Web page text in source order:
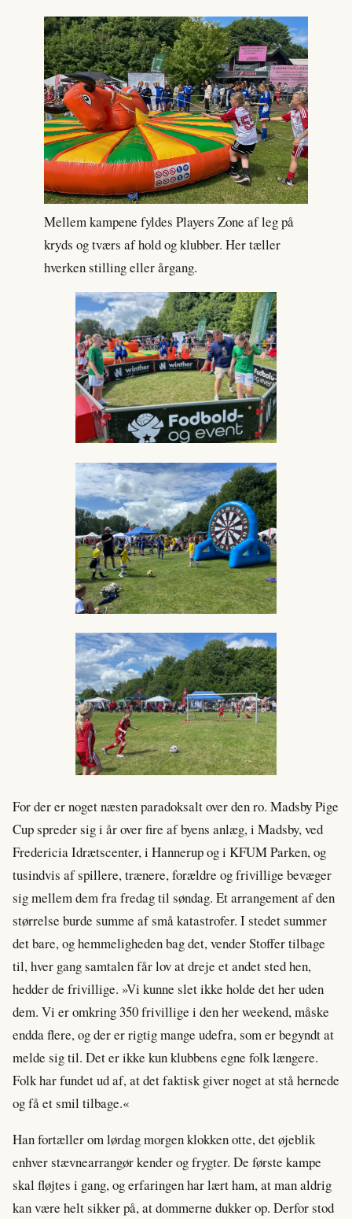
Mellem kampene fyldes Players Zone af leg på
kryds og tværs af hold og klubber. Her tæller
hverken stilling eller årgang.
For der er noget næsten paradoksalt over den ro. Madsby Pige
Cup spreder sig i år over fire af byens anlæg, i Madsby, ved
Fredericia Idrætscenter, i Hannerup og i KFUM Parken, og
tusindvis af spillere, trænere, forældre og frivillige bevæger
sig mellem dem fra fredag til søndag. Et arrangement af den
størrelse burde summe af små katastrofer. I stedet summer
det bare, og hemmeligheden bag det, vender Stoffer tilbage
til, hver gang samtalen får lov at dreje et andet sted hen,
hedder de frivillige. »Vi kunne slet ikke holde det her uden
dem. Vi er omkring 350 frivillige i den her weekend, måske
endda flere, og der er rigtig mange udefra, som er begyndt at
melde sig til. Det er ikke kun klubbens egne folk længere.
Folk har fundet ud af, at det faktisk giver noget at stå hernede
og få et smil tilbage.«
Han fortæller om lørdag morgen klokken otte, det øjeblik
enhver stævnearrangør kender og frygter. De første kampe
skal fløjtes i gang, og erfaringen har lært ham, at man aldrig
kan være helt sikker på, at dommerne dukker op. Derfor stod